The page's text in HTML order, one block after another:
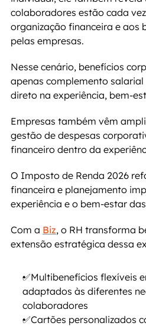
colaboradores estão cada
organização financeira e aos
pelas empresas.
Nesse cenário, benefícios
apenas complemento
direto na experiência, bem-
Empresas também vêm
gestão de despesas
financeiro dentro da
O Imposto de Renda 2026
financeira e planejamento
experiência e o bem-estar
Com a Biz, o RH transforma
extensão estratégica dessa
✅Multibenefícios flexíveis
adaptados às diferentes
colaboradores
✅Cartões personalizados